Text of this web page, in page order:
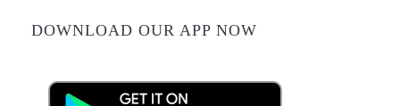
DOWNLOAD OUR APP NOW